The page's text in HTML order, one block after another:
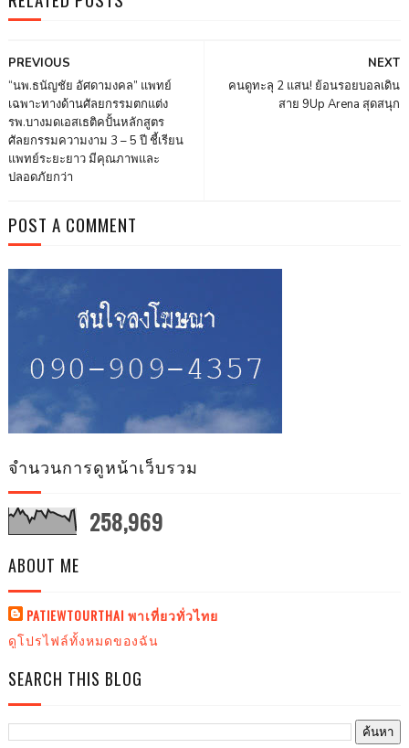
NEXT
คนดูทะลุ 2 แสน! ย้อนรอยบอลเดิน
สาย 9Up Arena สุดสนุก
PREVIOUS
“นพ.ธนัญชัย อัศดามงคล” แพทย์
เฉพาะทางด้านศัลยกรรมตกแต่ง
รพ.บางมดเอสเธติคปั้นหลักสูตร
ศัลยกรรมความงาม 3 – 5 ปี ชี้เรียน
แพทย์ระยะยาว มีคุณภาพและ
ปลอดภัยกว่า
POST A COMMENT
จำนวนการดูหน้าเว็บรวม
258,969
ABOUT ME
PATIEWTOURTHAI พาเที่ยวทั่วไทย
ดูโปรไฟล์ทั้งหมดของฉัน
SEARCH THIS BLOG